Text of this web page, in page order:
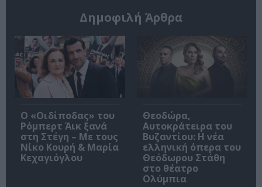
Δημοφιλή Άρθρα
O «Οιδίποδας» του
Ρόμπερτ Άικ ξανά
στη Στέγη – Με τους
Νίκο Κουρή & Μαρία
Κεχαγιόγλου
Θεοδώρα,
Αυτοκράτειρα του
Βυζαντίου: Η νέα
ελληνική όπερα του
Θεόδωρου Στάθη
στο θέατρο
Ολύμπια